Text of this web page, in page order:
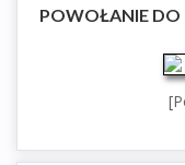
POWOŁANIE DO